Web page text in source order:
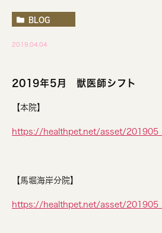
BLOG
2019.04.04
2019年5月 獣医師シフト
【本院】
https://healthpet.net/asset/
【馬堀海岸分院】
https://healthpet.net/asset/